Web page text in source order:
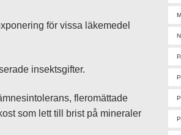
för vissa läkemedel
insektsgifter.
fleromättade
som lett till brist på mineraler